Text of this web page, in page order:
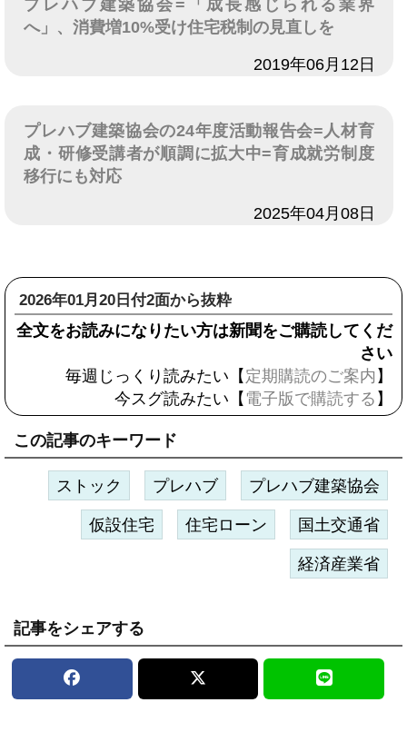
プレハブ建築協会=「成長感じられる業界
へ」、消費増10%受け住宅税制の見直しを
2019年06月12日
プレハブ建築協会の24年度活動報告会=人材育
成・研修受講者が順調に拡大中=育成就労制度
移行にも対応
2025年04月08日
2026年01月20日付2面から抜粋
全文をお読みになりたい方は新聞をご購読してくだ
さい
毎週じっくり読みたい【 定期購読のご案内 】
今スグ読みたい【 電子版で購読する 】
この記事のキーワード
ストック プレハブ プレハブ建築協会
仮設住宅 住宅ローン 国土交通省
経済産業省
記事をシェアする